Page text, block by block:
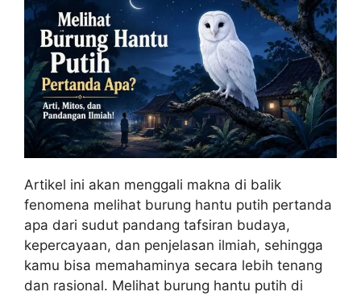
Artikel ini akan menggali makna di balik
fenomena melihat burung hantu putih pertanda
apa dari sudut pandang tafsiran budaya,
kepercayaan, dan penjelasan ilmiah, sehingga
kamu bisa memahaminya secara lebih tenang
dan rasional. Melihat burung hantu putih di